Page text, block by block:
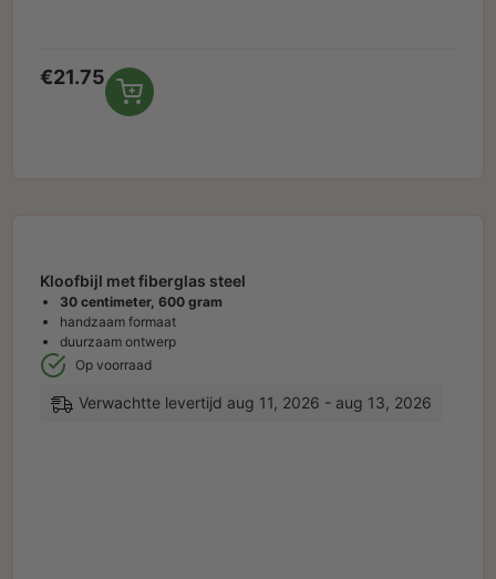
€21.75
Kloofbijl met fiberglas steel
30 centimeter, 600 gram
handzaam formaat
duurzaam ontwerp
Op voorraad
Verwachtte levertijd aug 11, 2026 - aug 13, 2026